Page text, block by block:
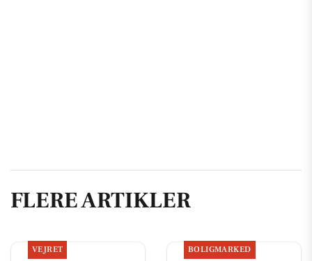
FLERE ARTIKLER
VEJRET BOLIGMARKED